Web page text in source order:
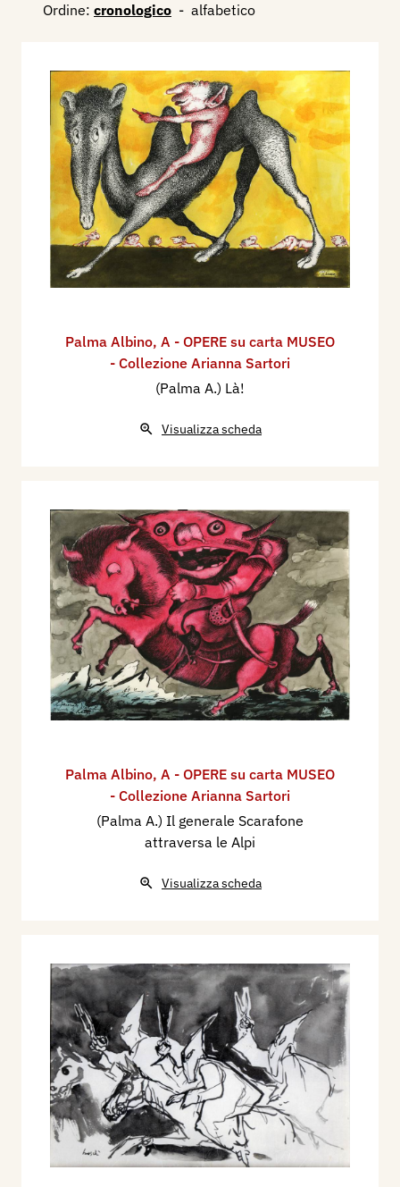
Ordine: cronologico - alfabetico
Palma Albino, A - OPERE su carta MUSEO
- Collezione Arianna Sartori
(Palma A.) Là!
Visualizza scheda
Palma Albino, A - OPERE su carta MUSEO
- Collezione Arianna Sartori
(Palma A.) Il generale Scarafone
attraversa le Alpi
Visualizza scheda